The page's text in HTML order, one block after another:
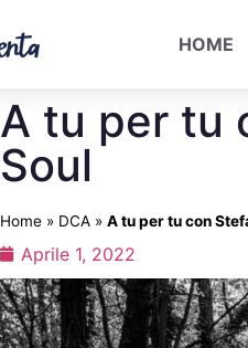
HOME
A tu per tu
Soul
Home » DCA » A tu per tu con
Aprile 1, 2022